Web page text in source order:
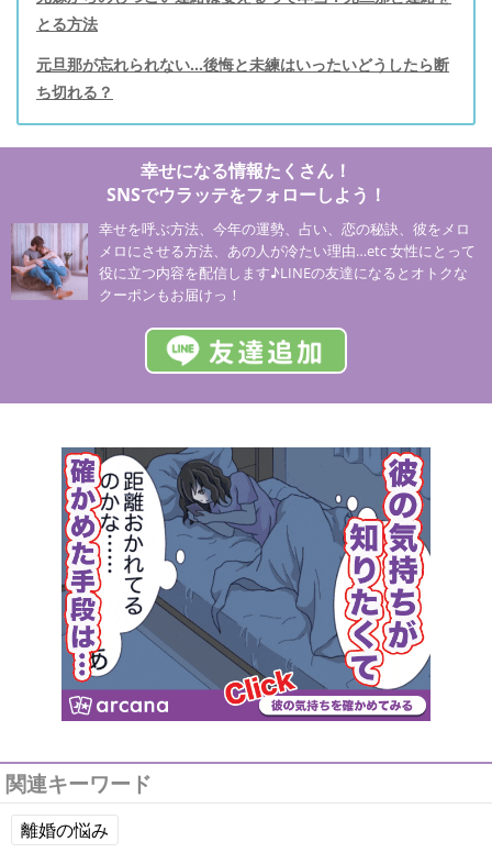
とる方法
元旦那が忘れられない...後悔と未練はいったいどうしたら断
ち切れる？
幸せになる情報たくさん！
SNSでウラッテをフォローしよう！
幸せを呼ぶ方法、今年の運勢、占い、恋の秘訣、彼をメロ
メロにさせる方法、あの人が冷たい理由…etc 女性にとって
役に立つ内容を配信します♪LINEの友達になるとオトクな
クーポンもお届けっ！
関連キーワード
離婚の悩み